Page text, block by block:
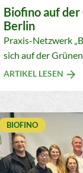
Biofino auf
Berlin
Praxis-Netzwerk
sich auf der
ARTIKEL LESEN
BIOFINO